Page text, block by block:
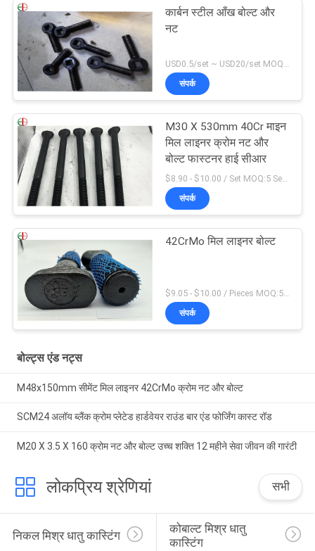
कार्बन स्टील आँख बोल्ट और
नट
USD0.5/set ~ USD20/set MOQ:10 समूह
संपर्क
M30 X 530mm 40Cr माइन
मिल लाइनर क्रोम नट और
बोल्ट फास्टनर हाई सीआर
$8.90 - $10.00 / Set MOQ:5 Seats
संपर्क
42CrMo मिल लाइनर बोल्ट
संपर्क
बोल्ट्स एंड नट्स
M48x150mm सीमेंट मिल लाइनर 42CrMo क्रोम नट और बोल्ट
SCM24 अलॉय ब्लैंक क्रोम प्लेटेड हार्डवेयर राउंड बार एंड फोर्जिंग कास्ट रॉड
M20 X 3.5 X 160 क्रोम नट और बोल्ट उच्च शक्ति 12 महीने सेवा जीवन की गारंटी
लोकप्रिय श्रेणियां सभी
निकल मिश्र धातु कास्टिंग
कोबाल्ट मिश्र धातु
कास्टिंग